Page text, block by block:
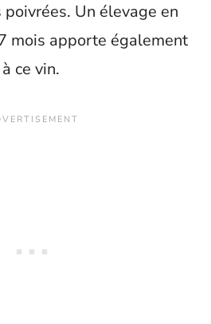
Un élevage en
mois apporte également
ce vin.